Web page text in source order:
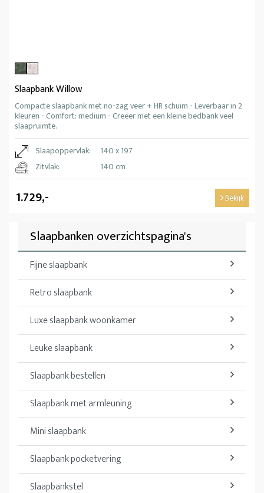
Slaapbank Willow
Compacte slaapbank met no-zag veer + HR schuim - Leverbaar in 2
kleuren - Comfort: medium - Creëer met een kleine bedbank veel
slaapruimte.
Slaapoppervlak:
140 x 197
Zitvlak:
140 cm
1.729,- Bekijk
Slaapbanken overzichtspagina's
Fijne slaapbank
Retro slaapbank
Luxe slaapbank woonkamer
Leuke slaapbank
Slaapbank bestellen
Slaapbank met armleuning
Mini slaapbank
Slaapbank pocketvering
Slaapbankstel